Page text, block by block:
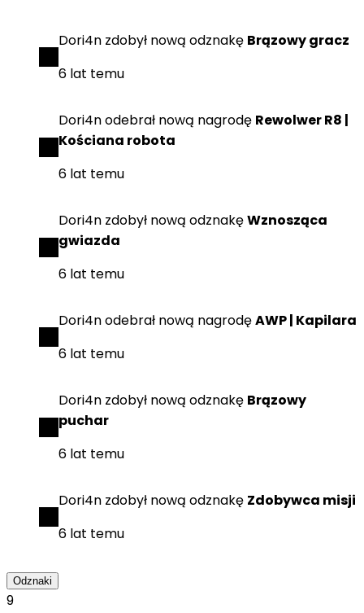
Dori4n zdobył nową odznakę Brązowy gracz
6 lat temu
Dori4nodebrał nową nagrodę Rewolwer R8 |
Kościana robota
6 lat temu
Dori4n zdobył nową odznakęWznosząca
gwiazda
6 lat temu
Dori4nodebrał nową nagrodęAWP | Kapilara
6 lat temu
Dori4n zdobył nową odznakę Brązowy
puchar
6 lat temu
Dori4n zdobył nową odznakę Zdobywca misji
6 lat temu
Odznaki
9